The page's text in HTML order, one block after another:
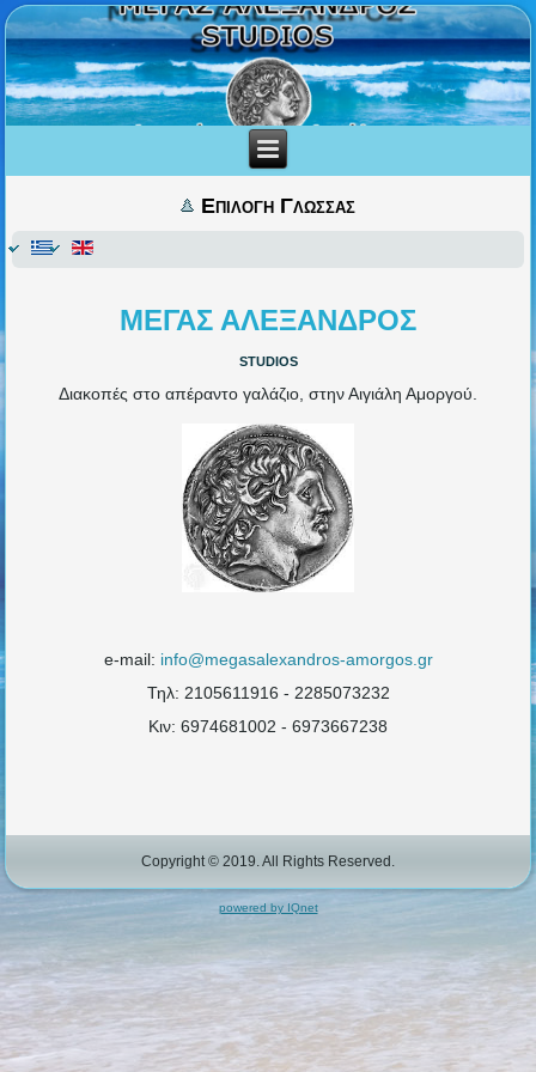
Επιλογη Γλωσσας
ΜΕΓΑΣ ΑΛΕΞΑΝΔΡΟΣ
studios
Διακοπές στο απέραντο γαλάζιο, στην Αιγιάλη Αμοργού.
e-mail: info@megasalexandros-amorgos.gr
Τηλ: 2105611916 - 2285073232
Κιν: 6974681002 - 6973667238
Copyright © 2019. All Rights Reserved.
powered by IQnet